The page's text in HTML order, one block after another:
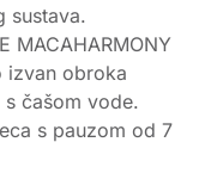
sustava.
MACAHARMONY
izvan obroka
čašom vode.
s pauzom od 7